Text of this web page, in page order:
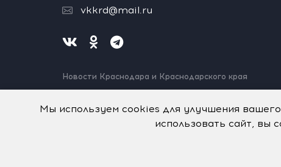
vkkrd@mail.ru
Новости Краснодара и Краснодарского края
Нашли ошибку? Выделите и нажмите Ctrl+Enter.
© Авторское право на систему визуализации
Мы используем cookies для улучшения
использовать сайт, вы